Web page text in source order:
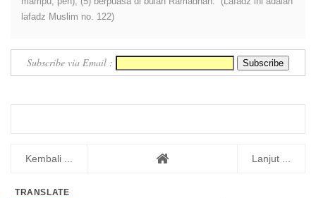
lafadz Muslim no. 122)
Subscribe via Email :
Kembali ... Lanjut ...
TRANSLATE